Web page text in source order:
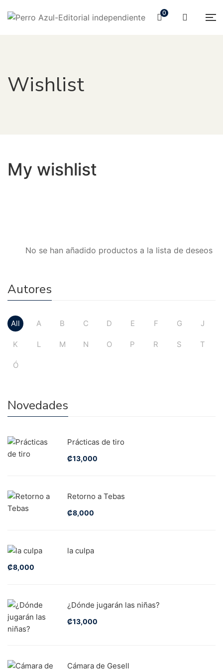
0
Wishlist
My wishlist
No se han añadido productos a la lista de deseos
Autores
All A B C D E F G J
K L M N O P R S T
Ó
Novedades
Prácticas de tiro
₡13,000
Retorno a Tebas
₡8,000
la culpa
₡8,000
¿Dónde jugarán las niñas?
₡13,000
Cámara de Gesell